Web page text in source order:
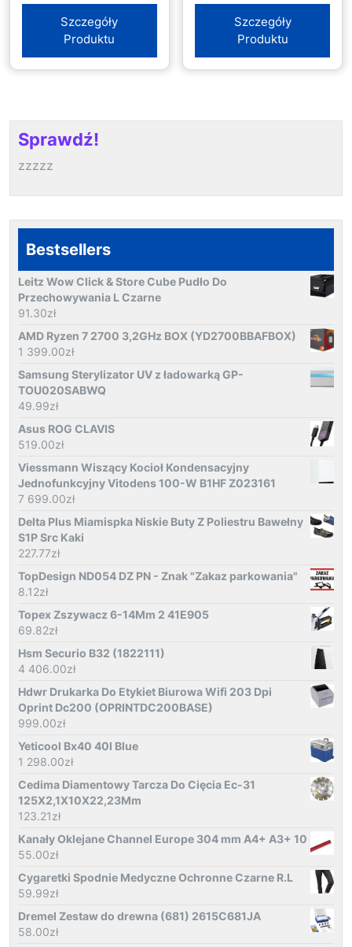
Szczegóły
Produktu
Szczegóły
Produktu
Sprawdź!
zzzzz
Bestsellers
Leitz Wow Click & Store Cube Pudło Do
Przechowywania L Czarne
91.30zł
AMD Ryzen 7 2700 3,2GHz BOX (YD2700BBAFBOX)
1 399.00zł
Samsung Sterylizator UV z ładowarką GP-
TOU020SABWQ
49.99zł
Asus ROG CLAVIS
519.00zł
Viessmann Wiszący Kocioł Kondensacyjny
Jednofunkcyjny Vitodens 100-W B1HF Z023161
7 699.00zł
Delta Plus Miamispka Niskie Buty Z Poliestru Bawełny
S1P Src Kaki
227.77zł
TopDesign ND054 DZ PN - Znak "Zakaz parkowania"
8.12zł
Topex Zszywacz 6-14Mm 2 41E905
69.82zł
Hsm Securio B32 (1822111)
4 406.00zł
Hdwr Drukarka Do Etykiet Biurowa Wifi 203 Dpi
Oprint Dc200 (OPRINTDC200BASE)
999.00zł
Yeticool Bx40 40l Blue
1 298.00zł
Cedima Diamentowy Tarcza Do Cięcia Ec-31
125X2,1X10X22,23Mm
123.21zł
Kanały Oklejane Channel Europe 304 mm A4+ A3+ 10
55.00zł
Cygaretki Spodnie Medyczne Ochronne Czarne R.L
59.99zł
Dremel Zestaw do drewna (681) 2615C681JA
58.00zł